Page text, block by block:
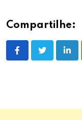
Compartilhe: